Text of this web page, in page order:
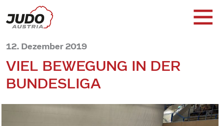
12. Dezember 2019
VIEL BEWEGUNG IN DER
BUNDESLIGA